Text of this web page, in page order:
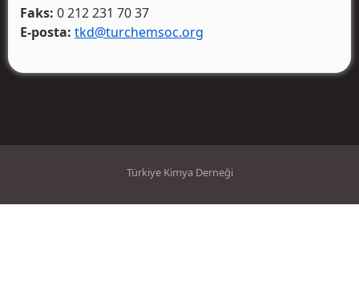
Faks: 0 212 231 70 37
E-posta: tkd@turchemsoc.org
Türkiye Kimya Derneği